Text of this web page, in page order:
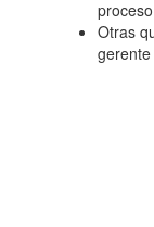
Otras